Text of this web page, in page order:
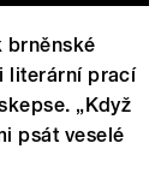
brněnské
literární prací
„Když
psát veselé